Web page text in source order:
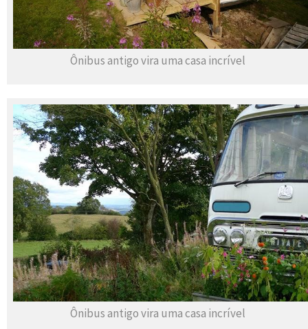
Ônibus antigo vira uma casa incrível
Ônibus antigo vira uma casa incrível